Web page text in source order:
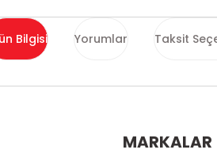
Bilgisi Yorumlar Taksit
Bu ürüne ilk yorumu siz
MARKALAR